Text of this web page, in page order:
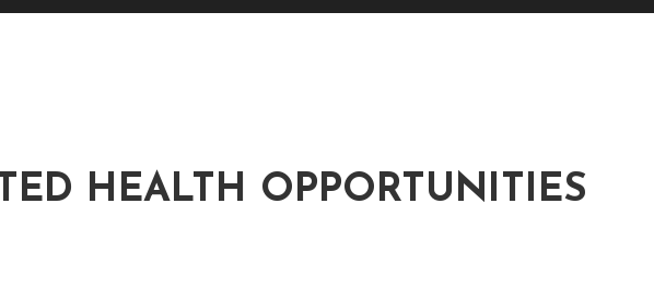
HEALTH OPPORTUNITIES